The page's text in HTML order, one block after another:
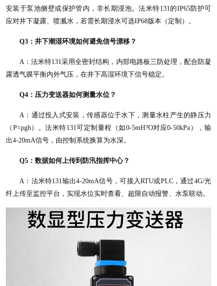
安装于泵池侧壁或保护管内，非长期浸泡。法米特131的IP65防护可
应对井下凝露、喷溅水，若需长期浸水可选IP68版本（定制）。
Q3：井下潮湿环境如何避免信号漂移？
A：法米特131采用全密封结构，内部电路板三防处理，配合防凝
露透气膜平衡内外气压，在井下高湿环境下信号稳定。
Q4：压力变送器如何测量水位？
A：通过投入式安装，传感器位于水下，测量水柱产生的静压力
（P=ρgh）。法米特131可定制量程（如0-5mH?O对应0-50kPa），输
出4-20mA信号，由控制系统换算为水深。
Q5：数据如何上传到防汛指挥中心？
A：法米特131输出4-20mA信号，可接入RTU或PLC，通过4G/光
纤上传至监控平台，实现水位实时查看、超限自动报警、水泵联动。